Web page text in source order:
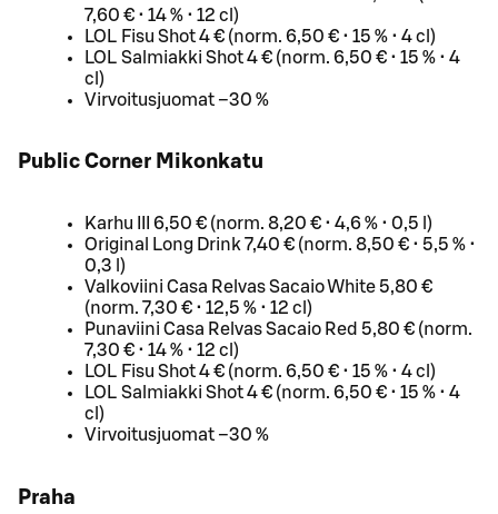
7,60 € • 14 % • 12 cl)
LOL Fisu Shot 4 € (norm. 6,50 € • 15 % • 4 cl)
LOL Salmiakki Shot 4 € (norm. 6,50 € • 15 % • 4
cl)
Virvoitusjuomat –30 %
Public Corner Mikonkatu
Karhu III 6,50 € (norm. 8,20 € • 4,6 % • 0,5 l)
Original Long Drink 7,40 € (norm. 8,50 € • 5,5 % •
0,3 l)
Valkoviini Casa Relvas Sacaio White 5,80 €
(norm. 7,30 € • 12,5 % • 12 cl)
Punaviini Casa Relvas Sacaio Red 5,80 € (norm.
7,30 € • 14 % • 12 cl)
LOL Fisu Shot 4 € (norm. 6,50 € • 15 % • 4 cl)
LOL Salmiakki Shot 4 € (norm. 6,50 € • 15 % • 4
cl)
Virvoitusjuomat –30 %
Praha